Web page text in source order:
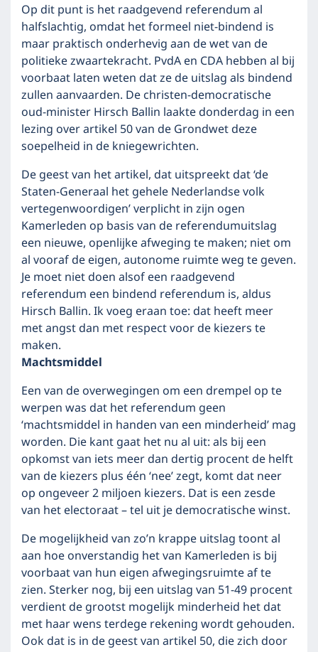
Op dit punt is het raadgevend referendum al
halfslachtig, omdat het formeel niet-bindend is
maar praktisch onderhevig aan de wet van de
politieke zwaartekracht. PvdA en CDA hebben al bij
voorbaat laten weten dat ze de uitslag als bindend
zullen aanvaarden. De christen-democratische
oud-minister Hirsch Ballin laakte donderdag in een
lezing over artikel 50 van de Grondwet deze
soepelheid in de kniegewrichten.
De geest van het artikel, dat uitspreekt dat ‘de
Staten-Generaal het gehele Nederlandse volk
vertegenwoordigen’ verplicht in zijn ogen
Kamerleden op basis van de referendumuitslag
een nieuwe, openlijke afweging te maken; niet om
al vooraf de eigen, autonome ruimte weg te geven.
Je moet niet doen alsof een raadgevend
referendum een bindend referendum is, aldus
Hirsch Ballin. Ik voeg eraan toe: dat heeft meer
met angst dan met respect voor de kiezers te
maken.
Machtsmiddel
Een van de overwegingen om een drempel op te
werpen was dat het referendum geen
‘machtsmiddel in handen van een minderheid’ mag
worden. Die kant gaat het nu al uit: als bij een
opkomst van iets meer dan dertig procent de helft
van de kiezers plus één ‘nee’ zegt, komt dat neer
op ongeveer 2 miljoen kiezers. Dat is een zesde
van het electoraat – tel uit je democratische winst.
De mogelijkheid van zo’n krappe uitslag toont al
aan hoe onverstandig het van Kamerleden is bij
voorbaat van hun eigen afwegingsruimte af te
zien. Sterker nog, bij een uitslag van 51-49 procent
verdient de grootst mogelijk minderheid het dat
met haar wens terdege rekening wordt gehouden.
Ook dat is in de geest van artikel 50, die zich door